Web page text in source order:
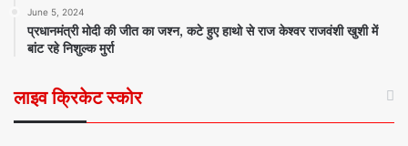
June 5, 2024
प्रधानमंत्री मोदी की जीत का जश्न, कटे हुए हाथो से राज केश्वर राजवंशी खुशी में
बांट रहे निशुल्क मुर्रा
लाइव क्रिकेट स्कोर